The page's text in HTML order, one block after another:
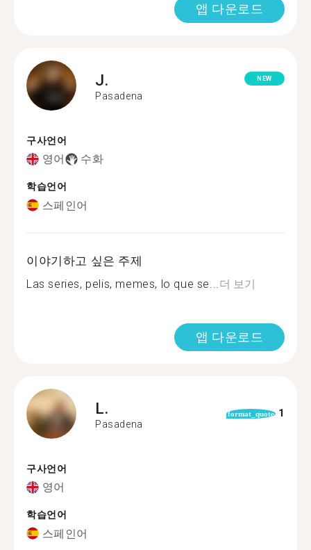
앱 다운로드
J.
Pasadena
NEW
구사언어
영어 수화
학습언어
스페인어
이야기하고 싶은 주제
Las series, pelis, memes, lo que se... 더 보기
앱 다운로드
L.
Pasadena
format_quote 1
구사언어
영어
학습언어
스페인어